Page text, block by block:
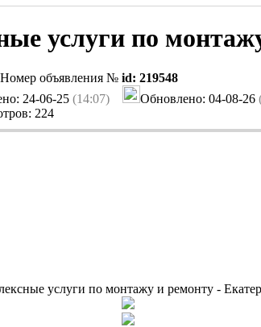
услуги по
Номер объявления № id: 219548
24-06-25 (14:07) Обновлено: 04-08-26
224